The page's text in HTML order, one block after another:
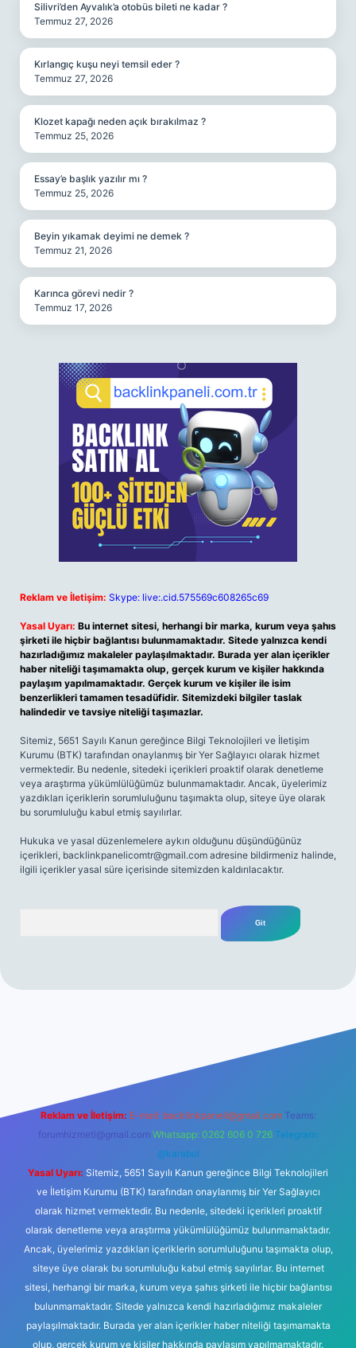
Silivri’den Ayvalık’a otobüs bileti ne kadar ?
Temmuz 27, 2026
Kırlangıç kuşu neyi temsil eder ?
Temmuz 27, 2026
Klozet kapağı neden açık bırakılmaz ?
Temmuz 25, 2026
Essay’e başlık yazılır mı ?
Temmuz 25, 2026
Beyin yıkamak deyimi ne demek ?
Temmuz 21, 2026
Karınca görevi nedir ?
Temmuz 17, 2026
Reklam ve İletişim: Skype: live:.cid.575569c608265c69
Yasal Uyarı: Bu internet sitesi, herhangi bir marka, kurum veya şahıs
şirketi ile hiçbir bağlantısı bulunmamaktadır. Sitede yalnızca kendi
hazırladığımız makaleler paylaşılmaktadır. Burada yer alan içerikler
haber niteliği taşımamakta olup, gerçek kurum ve kişiler hakkında
paylaşım yapılmamaktadır. Gerçek kurum ve kişiler ile isim
benzerlikleri tamamen tesadüfidir. Sitemizdeki bilgiler taslak
halindedir ve tavsiye niteliği taşımazlar.
Sitemiz, 5651 Sayılı Kanun gereğince Bilgi Teknolojileri ve İletişim
Kurumu (BTK) tarafından onaylanmış bir Yer Sağlayıcı olarak hizmet
vermektedir. Bu nedenle, sitedeki içerikleri proaktif olarak denetleme
veya araştırma yükümlülüğümüz bulunmamaktadır. Ancak, üyelerimiz
yazdıkları içeriklerin sorumluluğunu taşımakta olup, siteye üye olarak
bu sorumluluğu kabul etmiş sayılırlar.
Hukuka ve yasal düzenlemelere aykırı olduğunu düşündüğünüz
içerikleri, backlinkpanelicomtr@gmail.com adresine bildirmeniz halinde,
ilgili içerikler yasal süre içerisinde sitemizden kaldırılacaktır.
Reklam ve İletişim: E-mail: backlinkpaneli@gmail.com Teams:
forumhizmeti@gmail.com Whatsapp: 0262 606 0 726 Telegram:
@karabul
Yasal Uyarı: Sitemiz, 5651 Sayılı Kanun gereğince Bilgi Teknolojileri
ve İletişim Kurumu (BTK) tarafından onaylanmış bir Yer Sağlayıcı
olarak hizmet vermektedir. Bu nedenle, sitedeki içerikleri proaktif
olarak denetleme veya araştırma yükümlülüğümüz bulunmamaktadır.
Ancak, üyelerimiz yazdıkları içeriklerin sorumluluğunu taşımakta olup,
siteye üye olarak bu sorumluluğu kabul etmiş sayılırlar. Bu internet
sitesi, herhangi bir marka, kurum veya şahıs şirketi ile hiçbir bağlantısı
bulunmamaktadır. Sitede yalnızca kendi hazırladığımız makaleler
paylaşılmaktadır. Burada yer alan içerikler haber niteliği taşımamakta
olup, gerçek kurum ve kişiler hakkında paylaşım yapılmamaktadır.